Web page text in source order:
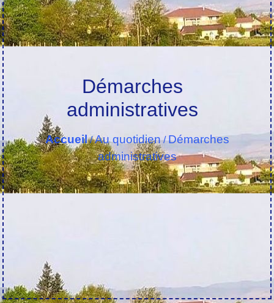
Démarches
administratives
Accueil/Au quotidien/Démarches
administratives